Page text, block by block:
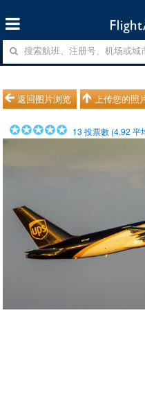
返回图片浏览 上传您的照
13 投票數 (4.92 平